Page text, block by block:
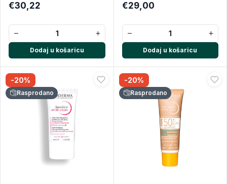
€30,22
− +
Dodaj u košaricu
€29,00
− +
Dodaj u košaricu
-20%
Rasprodano
-20%
Rasprodano